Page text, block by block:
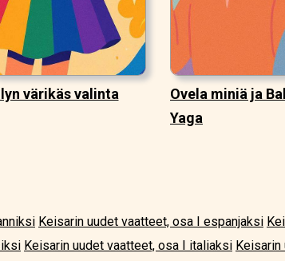
värikäs valinta
Ovela miniä ja
Yaga
Keisarin uudet vaatteet, osa I espanjaksi
Keisarin uudet vaatteet, osa I italiaksi